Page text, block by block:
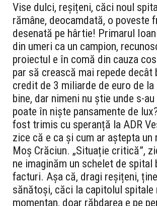
Vise dulci, reșițeni, căci noul
rămâne, deocamdată, o poveste
desenată pe hârtie! Primarul
din umeri ca un campion,
proiectul e în comă din cauza
par să crească mai repede decât
credit de 3 miliarde de euro de la
bine, dar nimeni nu știe unde s-
poate în niște pansamente de
fost trimis cu speranță la ADR
zice că e ca și cum ar aștepta un
Moș Crăciun. „Situație critică”,
ne imaginăm un schelet de spital
facturi. Așa că, dragi reșițeni,
sănătoși, căci la capitolul spitale
momentan, doar răbdarea e pe